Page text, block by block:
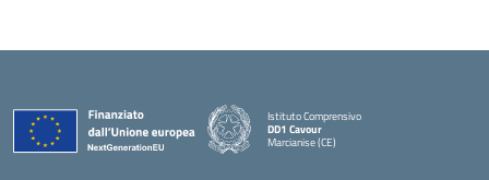
Istituto Comprensivo
DD1 Cavour
Marcianise (CE)